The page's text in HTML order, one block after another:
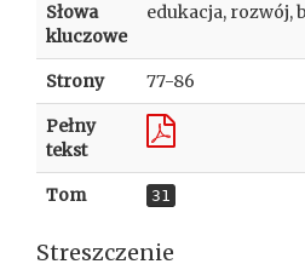
Słowa
kluczowe
edukacja, rozwój,
Strony 77-86
Pełny
tekst
Tom 31
Streszczenie